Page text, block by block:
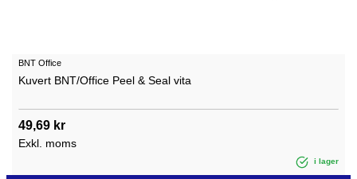
BNT Office
Kuvert BNT/Office Peel & Seal vita
49,69 kr
Exkl. moms
i lager